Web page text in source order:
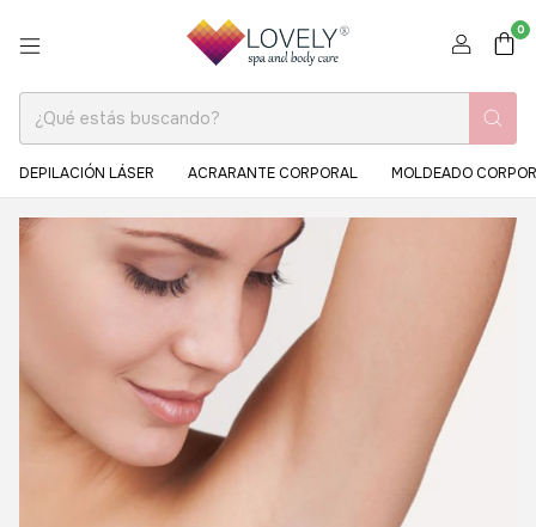
0
DEPILACIÓN LÁSER ACRARANTE CORPORAL MOLDEADO